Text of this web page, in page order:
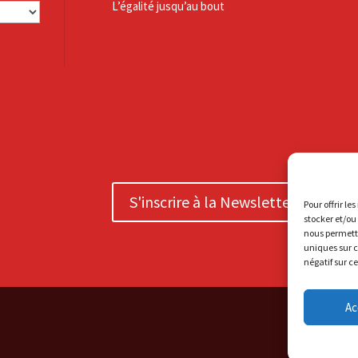
Pour offrir
stocker et/
nous
uniques sur
négatif sur
L’égalité jusqu’au bout
S'inscrire à la Newsletter